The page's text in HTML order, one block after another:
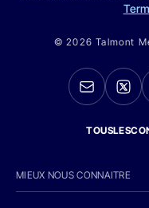
© 2026 Talmont
MIEUX NOUS CONNAITRE